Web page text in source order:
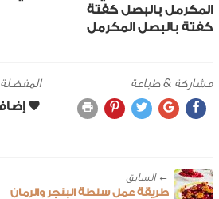
المكرمل بالبصل كفتة
كفتة بالبصل المكرمل
مشاركة & طباعة المفضلة
← ‎السابق
طريقة عمل سلطة البنجر والرمان